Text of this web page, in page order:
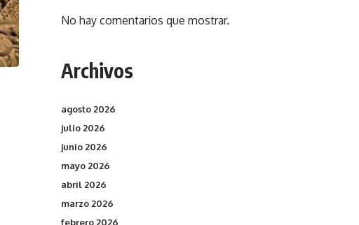
No hay comentarios que mostrar.
Archivos
agosto 2026
julio 2026
junio 2026
mayo 2026
abril 2026
marzo 2026
febrero 2026